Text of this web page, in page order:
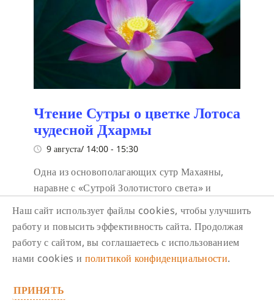
Чтение Сутры о цветке Лотоса
чудесной Дхармы
9 августа/ 14:00 - 15:30
Одна из основополагающих сутр Махаяны,
наравне с «Сутрой Золотистого света» и
«Алмазной сутрой». «Сутра Лотоса»
объединяет собой все учения буддизма,
подчеркивает универсальность учения и
потенциал всех существ к достижению
просветления. Она учит, что все различия
и на самом деле есть лишь одна Колесница.
Наш сайт использует файлы cookies, чтобы улучшить
работу и повысить эффективность сайта. Продолжая
работу с сайтом, вы соглашаетесь с использованием
нами cookies и политикой конфиденциальности.
ПРИНЯТЬ